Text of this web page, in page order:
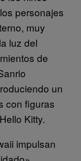
personajes
muy
luz del
de
un
con figuras
Kitty.
impulsan